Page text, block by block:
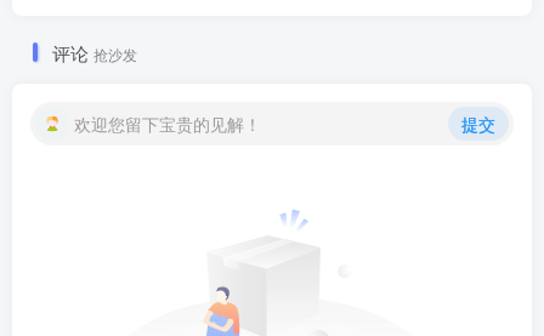
评论 抢沙发
欢迎您留下宝贵的见解！ 提交